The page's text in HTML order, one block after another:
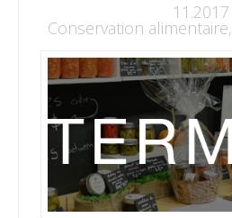
11.2017
Conservation alimentaire,